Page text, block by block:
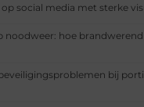
social media met sterke
noodweer: hoe
bij